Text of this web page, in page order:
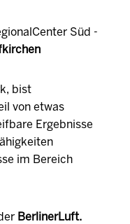
Süd -
bist
von etwas
Ergebnisse
im Bereich
BerlinerLuft.